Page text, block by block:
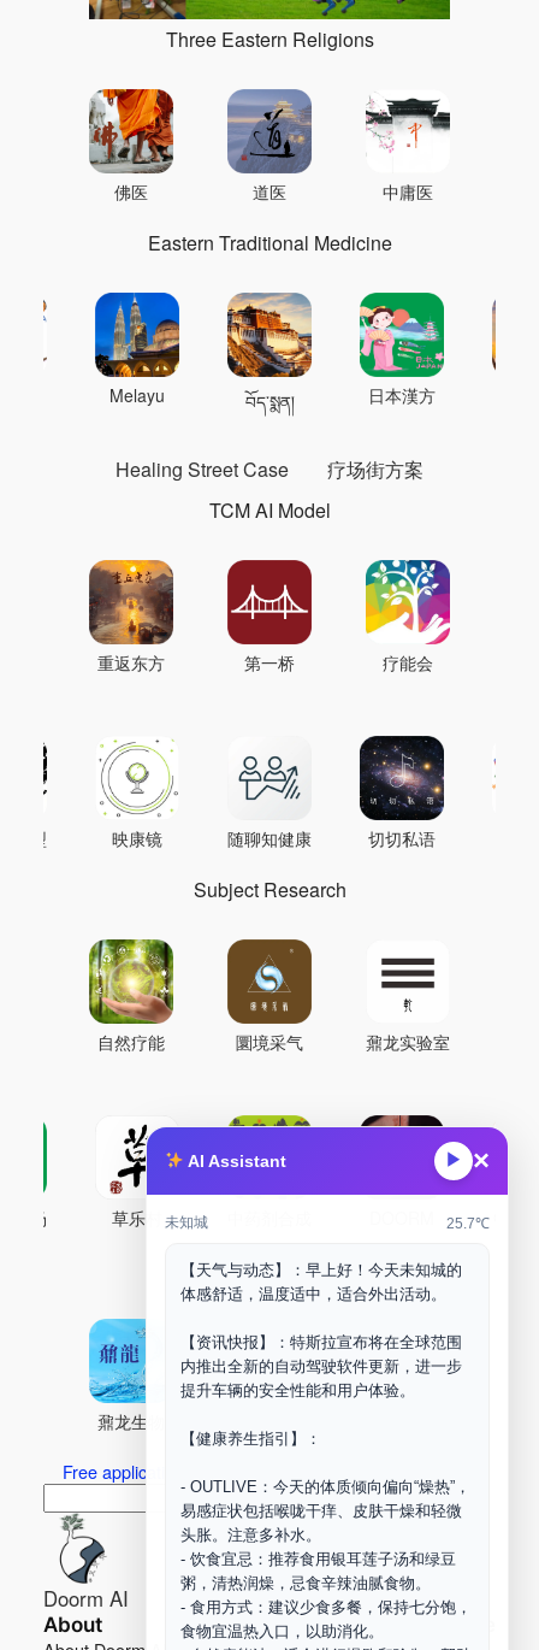
AI Assistant ▶ ×
未知城 25.7℃
【天气与动态】：早上好！今天未知城的
体感舒适，温度适中，适合外出活动。
【资讯快报】：特斯拉宣布将在全球范围
内推出全新的自动驾驶软件更新，进一步
提升车辆的安全性能和用户体验。
【健康养生指引】：
- OUTLIVE：今天的体质倾向偏向“燥热”，
易感症状包括喉咙干痒、皮肤干燥和轻微
头胀。注意多补水。
- 饮食宜忌：推荐食用银耳莲子汤和绿豆
粥，清热润燥，忌食辛辣油腻食物。
- 食用方式：建议少食多餐，保持七分饱，
食物宜温热入口，以助消化。
Three Eastern Religions
佛医 道医 中庸医
Eastern Traditional Medicine
Melayu བོད་སྨན། 日本漢方
Healing Street Case
疗场街方案
TCM AI Model
重返东方 第一桥 疗能会
模型 映康镜 随聊知健康 切切私语
Subject Research
自然疗能 圜境采气 鼐龙实验室
药场 草乐村
Maker Space
鼐龙生物
Free application for “Healing Association Membership”
索
Search
Doorm AI
About